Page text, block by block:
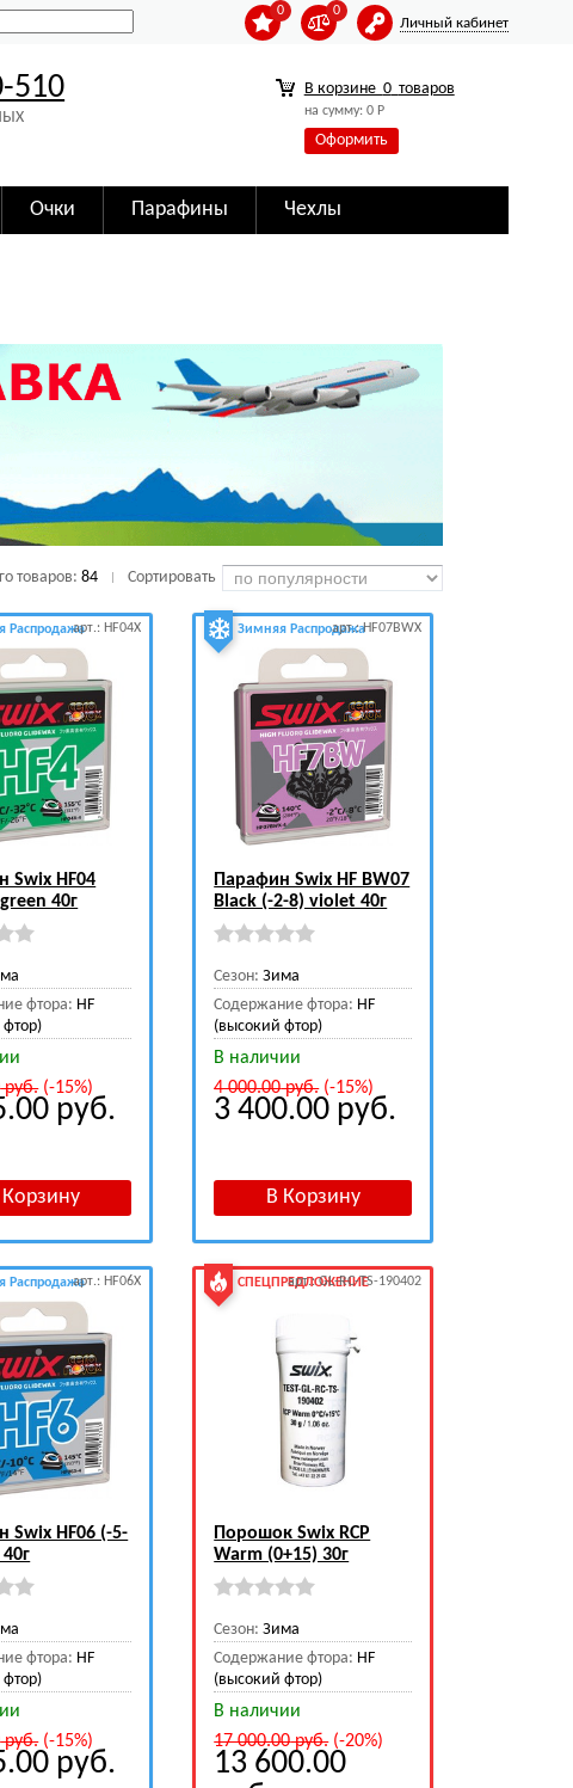
Личный кабинет
0
0
510 В корзине 0 товаров
на сумму: 0Р
Оформить
Очки Парафины Чехлы
товаров: 84 Сортировать
Распродажаарт.: HF04X
Swix HF04
40г
фтора: HF
руб.(-15%)
руб.
Зимняя Распродажаарт.: HF07BWX
Парафин Swix HF BW07
Black (-2-8) violet 40г
Сезон: Зима
Содержание фтора: HF
(высокий фтор)
В наличии
4 000.00руб.(-15%)
3 400.00 руб.
Распродажаарт.: HF06X
Swix HF06 (-5-
фтора: HF
руб.(-15%)
руб.
СПЕЦПРЕДЛОЖЕНИЕ
арт.: GL-RC-TS-190402
Порошок Swix RCP
Warm (0+15) 30г
Сезон: Зима
Содержание фтора: HF
(высокий фтор)
В наличии
17 000.00руб.(-20%)
13 600.00